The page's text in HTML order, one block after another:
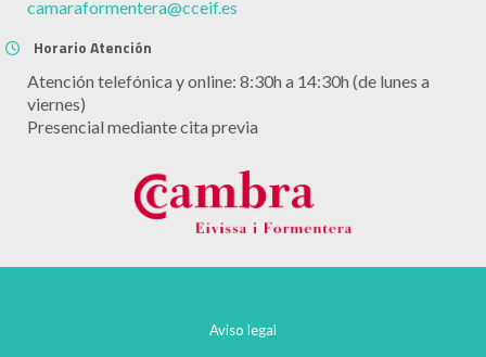
camaraformentera@cceif.es
Horario Atención
Atención telefónica y online: 8:30h a 14:30h (de lunes a
viernes)
Presencial mediante cita previa
Aviso legal